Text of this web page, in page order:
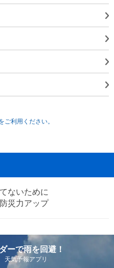
ご利用ください。
ないために
災力アップ
ーで雨を回避！
気予報アプリ